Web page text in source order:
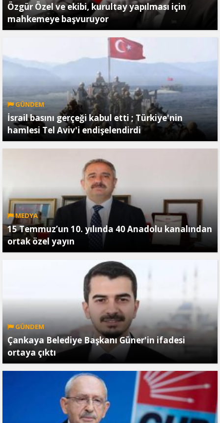
Özgür Özel ve ekibi, kurultay yapılması için
mahkemeye başvuruyor
GÜNDEM
İsrail basını gerçeği kabul etti ; Türkiye'nin
hamlesi Tel Aviv'i endişelendirdi
MEDYA
15 Temmuz’un 10. yılında 40 Anadolu kanalından
ortak özel yayın
GÜNDEM
Çankaya Belediye Başkanı Güner'in ifadesi
ortaya çıktı